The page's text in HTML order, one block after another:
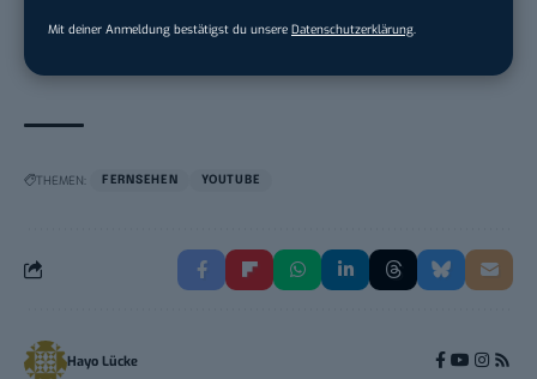
Mit deiner Anmeldung bestätigst du unsere Datenschutzerklärung.
TECVIA Media GmbHinMünchen
THEMEN: FERNSEHEN YOUTUBE
Hayo Lücke